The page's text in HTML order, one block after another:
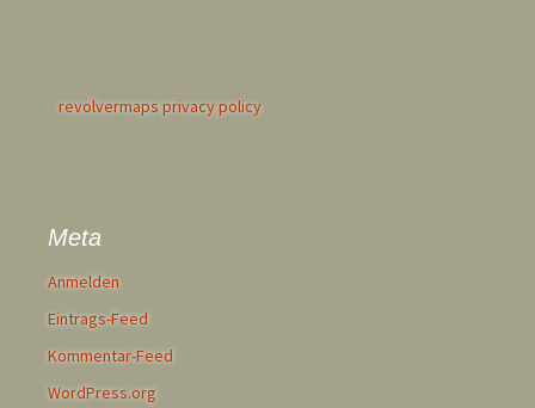
revolvermaps privacy policy
Meta
Anmelden
Eintrags-Feed
Kommentar-Feed
WordPress.org